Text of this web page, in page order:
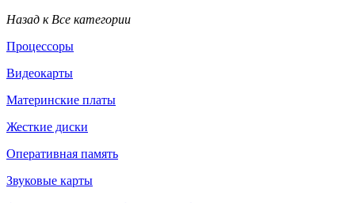
Назад к Все категории
Процессоры
Видеокарты
Материнские платы
Жесткие диски
Оперативная память
Звуковые карты